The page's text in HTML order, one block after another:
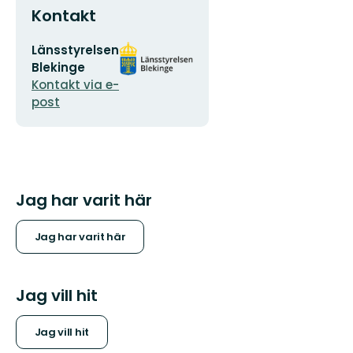
Kontakt
E-
postadress
Länsstyrelsen
Blekinge
Kontakt via e-
post
Organisationens
logotyp
Jag har varit här
Jag har varit här
Jag vill hit
Jag vill hit